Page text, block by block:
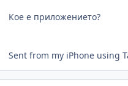
Кое е приложението?
Sent from my iPhone using